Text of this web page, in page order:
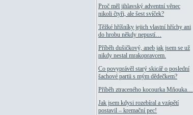
Proč měl jihlavský adventní věnec
nikoli čtyři, ale šest svíček?
Těžké hříšníky jejich vlastní hříchy ani
do hrobu někdy nepustí…
Příběh dušičkový, aneb jak jsem se už
nikdy nestal mrakopravcem.
Co povyprávěl starý skicář o poslední
šachové partii s mým dědečkem?
Příběh ztraceného kocourka Mňouka…
Jak jsem kdysi rozebíral a vzápětí
postavil – kremační pec!